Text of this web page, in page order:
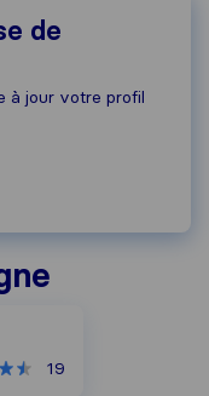
de
à jour votre profil
19